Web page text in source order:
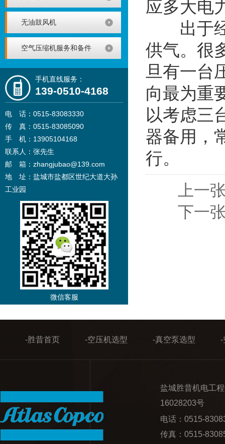
无油鼓风机
空气压缩机服务和备件
手机直线服务：
139-0510-4168
电 话：0515-83083330
传 真：0515-83085090
手 机：13905104168
联系人：张先生
邮 箱：zhangjubao@139.com
地 址：盐城市盐都区世纪大道大孙
工业园
微信客服
应多大电
出于经
供气。很
旦有一台
向最为重
以考虑三
器备用，
行。
上一张
下一张
-胜昔首页 -空压机选型 -真空泵选型 -
盐城胜昔机电工
16028203号
电话：0515-
传真：0515-